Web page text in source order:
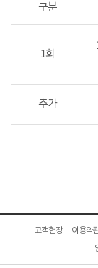
구분
1회
추가
고객헌장 이용약